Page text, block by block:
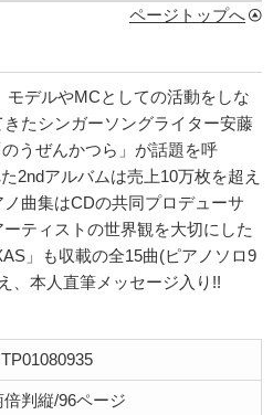
ページトップへ
デルやMCとしての活動をしな
たシンガーソングライター安藤
うぜんかつら」が話題を呼
2ndアルバムは売上10万枚を超え
曲集はCDの共同プロデューサ
ティストの世界観を大切にした
」も収載の全15曲(ピアノソロ9
、本人直筆メッセージ入り!!
倍判縦/96ページ